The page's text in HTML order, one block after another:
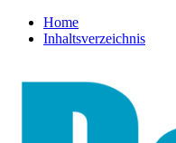
Home
Inhaltsverzeichnis